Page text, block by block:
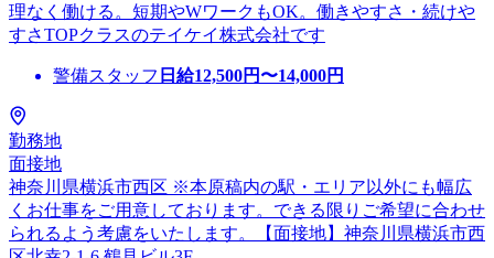
理なく働ける。短期やWワークもOK。働きやすさ・続けや
すさTOPクラスのテイケイ株式会社です
警備スタッフ 日給12,500円〜14,000円
勤務地
面接地
神奈川県横浜市西区 ※本原稿内の駅・エリア以外にも幅広
くお仕事をご用意しております。できる限りご希望に合わせ
られるよう考慮をいたします。【面接地】神奈川県横浜市西